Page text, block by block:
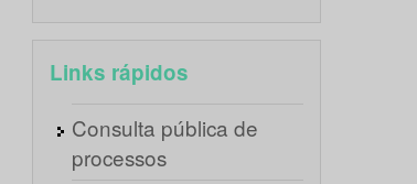
Links rápidos
Consulta pública de
processos